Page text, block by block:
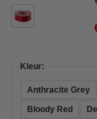
Kleur:
Anthracite Grey
Bloody Red